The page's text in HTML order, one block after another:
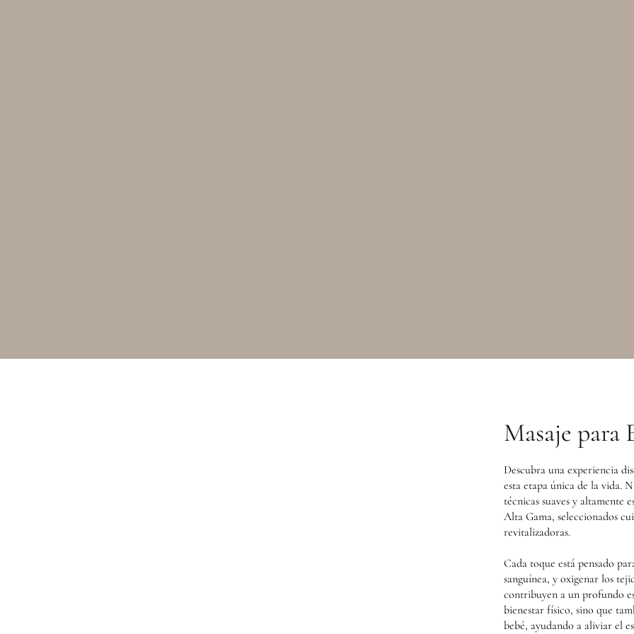
Masaje para
Descubra una experiencia
esta etapa única de la vida.
técnicas suaves y altamente
Alta Gama, seleccionados
revitalizadoras.
Cada toque está pensado
sanguínea, y oxigenar los
contribuyen a un profundo
bienestar físico, sino que
bebé, ayudando a aliviar el